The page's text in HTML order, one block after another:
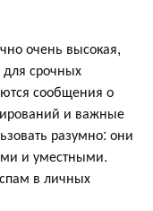
очень высокая,
срочных
сообщения о
и важные
разумно: они
и уместными.
в личных